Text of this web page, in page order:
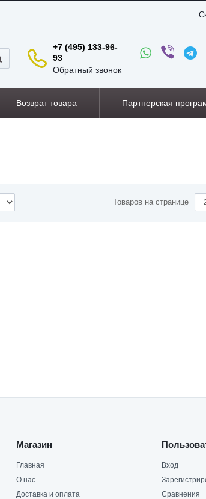
+7 (495) 133-96-
93
Обратный звонок
Возврат товара Партнерская
Товаров на странице
Магазин
Главная
О нас
Доставка и оплата
Вход
Сравнения